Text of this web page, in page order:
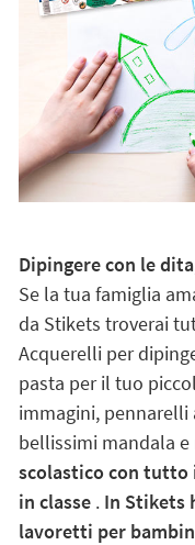
Dipingere con le
Se la tua famiglia
da Stikets troverai
Acquerelli per
pasta per il tuo
immagini, pennarelli
bellissimi mandala
scolastico con tutto
in classe. In Stikets
lavoretti per